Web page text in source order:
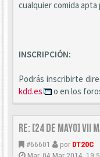
cualquier comida
INSCRIPCIÓN:
Podrás inscribirte
kdd.es
o en los
Re: [24 DE MAYO]
#66601 por DT20C